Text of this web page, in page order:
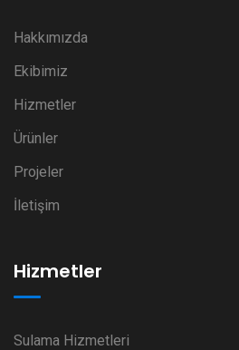
Hakkımızda
Ekibimiz
Hizmetler
Ürünler
Projeler
İletişim
Hizmetler
Sulama Hizmetleri